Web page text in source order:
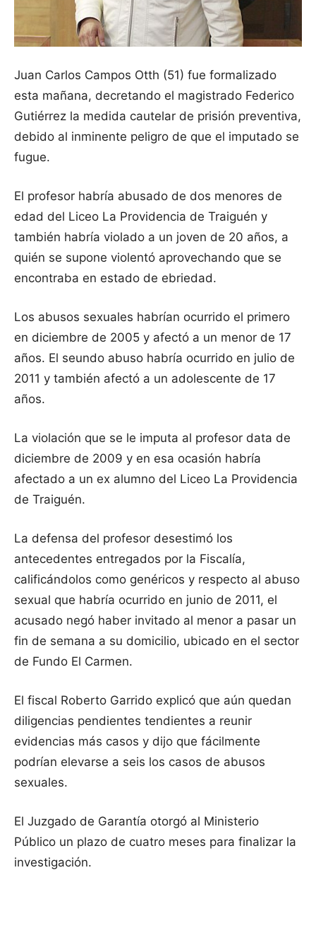
Juan Carlos Campos Otth (51) fue formalizado
esta mañana, decretando el magistrado Federico
Gutiérrez la medida cautelar de prisión preventiva,
debido al inminente peligro de que el imputado se
fugue.
El profesor habría abusado de dos menores de
edad del Liceo La Providencia de Traiguén y
también habría violado a un joven de 20 años, a
quién se supone violentó aprovechando que se
encontraba en estado de ebriedad.
Los abusos sexuales habrían ocurrido el primero
en diciembre de 2005 y afectó a un menor de 17
años. El seundo abuso habría ocurrido en julio de
2011 y también afectó a un adolescente de 17
años.
La violación que se le imputa al profesor data de
diciembre de 2009 y en esa ocasión habría
afectado a un ex alumno del Liceo La Providencia
de Traiguén.
La defensa del profesor desestimó los
antecedentes entregados por la Fiscalía,
calificándolos como genéricos y respecto al abuso
sexual que habría ocurrido en junio de 2011, el
acusado negó haber invitado al menor a pasar un
fin de semana a su domicilio, ubicado en el sector
de Fundo El Carmen.
El fiscal Roberto Garrido explicó que aún quedan
diligencias pendientes tendientes a reunir
evidencias más casos y dijo que fácilmente
podrían elevarse a seis los casos de abusos
sexuales.
El Juzgado de Garantía otorgó al Ministerio
Público un plazo de cuatro meses para finalizar la
investigación.